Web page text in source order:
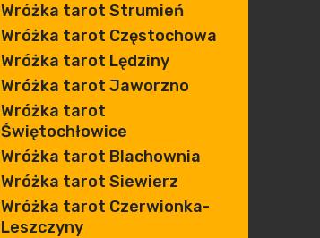
Wróżka tarot Strumień
Wróżka tarot Częstochowa
Wróżka tarot Lędziny
Wróżka tarot Jaworzno
Wróżka tarot
Świętochłowice
Wróżka tarot Blachownia
Wróżka tarot Siewierz
Wróżka tarot Czerwionka-
Leszczyny